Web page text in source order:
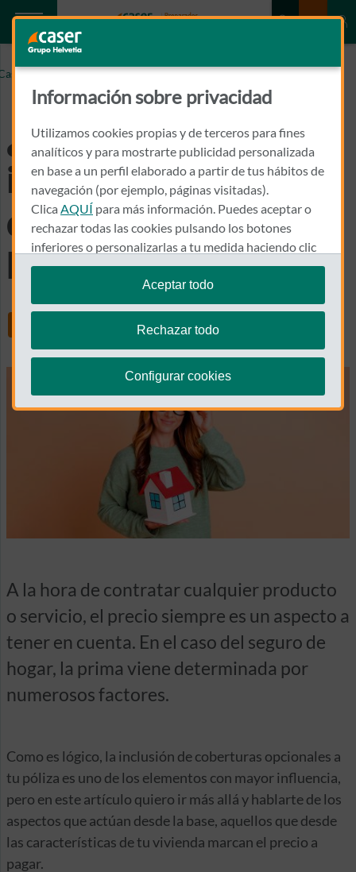
¿QUÉ FACTORES INFLUYEN EN EL PRECIO DE UN
¿Qué factores
influyen en el precio
de un seguro de
hogar?
A la hora de contratar cualquier producto
o servicio, el precio siempre es un aspecto a
tener en cuenta. En el caso del seguro de
hogar, la prima viene determinada por
numerosos factores.
Como es lógico, la inclusión de coberturas opcionales a
tu póliza es uno de los elementos con mayor influencia,
pero en este artículo quiero ir más allá y hablarte de los
aspectos que actúan desde la base, aquellos que desde
las características de tu vivienda marcan el precio a
pagar.
Información sobre privacidad
Utilizamos cookies propias y de terceros para fines
analíticos y para mostrarte publicidad personalizada
en base a un perfil elaborado a partir de tus hábitos de
navegación (por ejemplo, páginas visitadas).
Clica AQUÍ para más información. Puedes aceptar o
rechazar todas las cookies pulsando los botones
inferiores o personalizarlas a tu medida haciendo clic
en"configurar cookies".
Te recordamos que puedes modificar tus ajustes de
cookies en cualquier momento en la sección
Aceptar todo
Rechazar todo
Configurar cookies